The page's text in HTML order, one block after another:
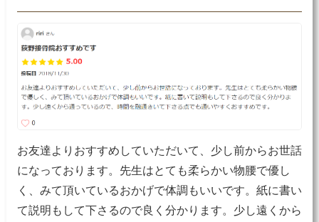
お友達よりおすすめしていただいて、少し前からお世話
になっております。先生はとても柔らかい物腰で優し
く、みて頂いているおかげで体調もいいです。紙に書い
て説明もして下さるので良く分かります。少し遠くから